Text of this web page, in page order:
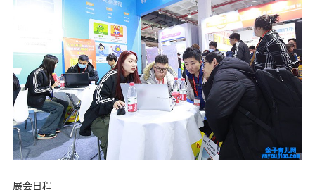
展会日程